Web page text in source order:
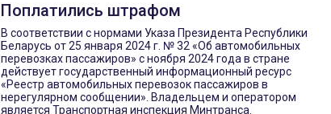
Поплатились штрафом
В соответствии с нормами Указа Президента Республики
Беларусь от 25 января 2024 г. № 32 «Об автомобильных
перевозках пассажиров» с ноября 2024 года в стране
действует государственный информационный ресурс
«Реестр автомобильных перевозок пассажиров в
нерегулярном сообщении». Владельцем и оператором
является Транспортная инспекция Минтранса.